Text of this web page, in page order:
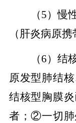
（5）慢
（肝炎病原
（6）结
原发型肺结
结核型胸膜
者；②一切肺